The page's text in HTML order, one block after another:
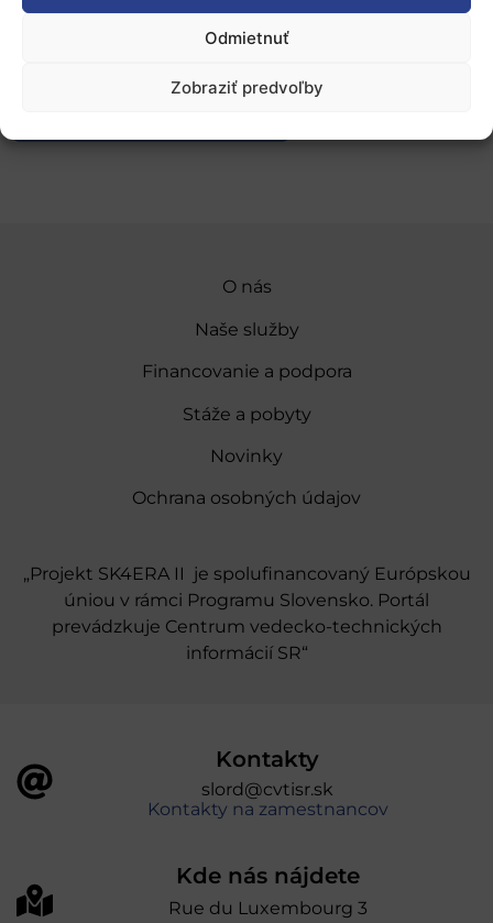
Odmietnuť
Zobraziť predvoľby
je momentálne otvorená (uzávierka 9. júna
O nás
Naše služby
Financovanie a podpora
Stáže a pobyty
Novinky
Ochrana osobných údajov
„Projekt SK4ERA II je spolufinancovaný Európskou
úniou v rámci Programu Slovensko. Portál
prevádzkuje Centrum vedecko-technických
informácií SR“
Kontakty
slord@cvtisr.sk
Kontakty na zamestnancov
Kde nás nájdete
Rue du Luxembourg 3